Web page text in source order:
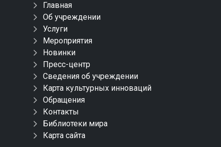
Главная
Об учреждении
Услуги
Мероприятия
Новинки
Пресс-центр
Сведения об учреждении
Карта культурных инноваций
Обращения
Контакты
Библиотеки мира
Карта сайта